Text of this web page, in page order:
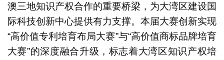
澳三地知识产权合作的重要桥梁，为大湾区建设国
际科技创新中心提供有力支撑。本届大赛创新实现
“高价值专利培育布局大赛”与“高价值商标品牌培育
大赛”的深度融合升级，标志着大湾区知识产权培